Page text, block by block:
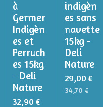
à
Germer
Indigèn
es et
Perruch
es 15kg
- Deli
Nature
32,90 €
indigèn
es sans
navette
15kg -
Deli
Nature
29,00 €
34,70 €